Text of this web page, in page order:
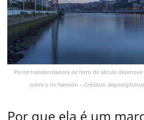
Ponte transbordadora de ferro do século
sobre o rio Nervión – Créditos:
Por que ela é um